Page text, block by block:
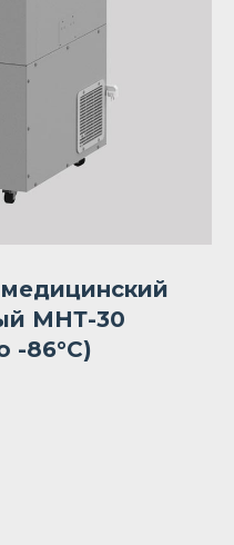
МНТ-30
-86°C)